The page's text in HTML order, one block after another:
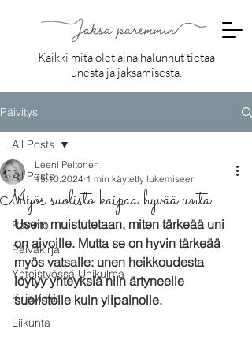
Kaikki mitä olet aina halunnut tietää
unesta ja jaksamisesta.
Päivitys
All Posts
Uni
Ravinto
Päiväkirja
Yhteistyössä Unikulma
Kirjavinkit
Liikunta
All Posts
Myös suolisto kaipaa hyvää unta
Leeni Peltonen
15.10.2024 1 min käytetty lukemiseen
Usein muistutetaan, miten tärkeää uni
on aivoille. Mutta se on hyvin tärkeää
myös vatsalle: unen heikkoudesta
löytyy yhteyksiä niin ärtyneelle
suolistolle kuin ylipainolle.